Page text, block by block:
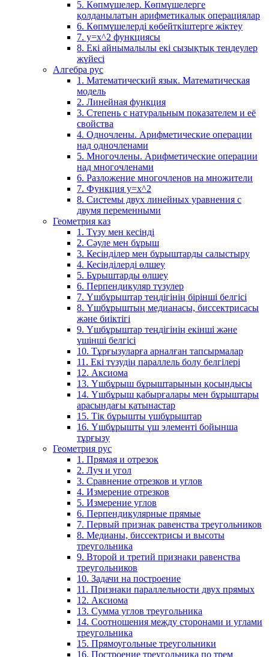
5. Көпмүшелер. Көпмүшелерге
қолданылатын арифметикалық операциялар
6. Көпмүшелерді көбейткіштерге жіктеу
7. у=х^2 функциясы
8. Екі айнымалылы екі сызықтық теңдеулер
жүйесі
Алгебра рус
1. Математический язык. Математическая
модель
2. Линейная функция
3. Степень с натуральным показателем и её
свойства
4. Одночлены. Арифметические операции
над одночленами
5. Многочлены. Арифметические операции
над многочленами
6. Разложение многочленов на множители
7. Функция y=x^2
8. Системы двух линейных уравнения с
двумя переменными
Геометрия каз
1. Түзу мен кесінді
2. Сәуле мен бұрыш
3. Кесінділер мен бұрыштарды салыстыру
4. Кесінділерді өлшеу
5. Бұрыштарды өлшеу
6. Перпендикуляр түзулер
7. Үшбұрыштар теңдігінің бірінші белгісі
8. Үшбұрыштың медианасы, биссектрисасы
және биіктігі
9. Үшбұрыштар теңдігінің екінші және
үшінші белгісі
10. Тұрғызуларға арналған тапсырмалар
11. Екі түзудің параллель болу белгілері
12. Аксиома
13. Үшбұрыш бұрыштарының қосындысы
14. Үшбұрыш қабырғалары мен бұрыштары
арасындағы қатынастар
15. Тік бұрышты үшбұрыштар
16. Үшбұрышты үш элементі бойынша
тұрғызу
Геометрия рус
1. Прямая и отрезок
2. Луч и угол
3. Сравнение отрезков и углов
4. Измерение отрезков
5. Измерение углов
6. Перпендикулярные прямые
7. Первый признак равенства треугольников
8. Медианы, биссектрисы и высоты
треугольника
9. Второй и третий признаки равенства
треугольников
10. Задачи на построение
11. Признаки параллельности двух прямых
12. Аксиома
13. Сумма углов треугольника
14. Соотношения между сторонами и углами
треугольника
15. Прямоугольные треугольники
16. Построение треугольника по трем